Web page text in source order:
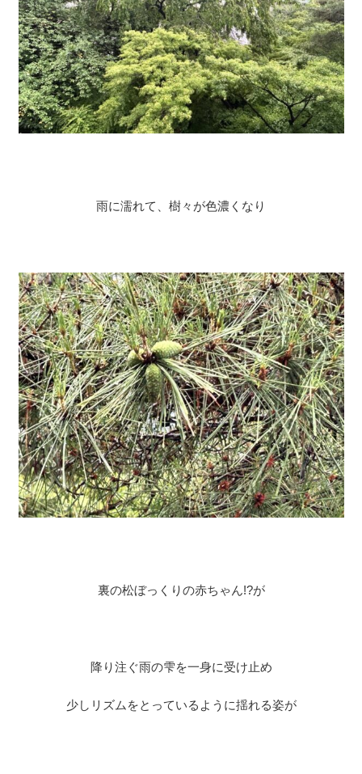
雨に濡れて、樹々が色濃くなり
裏の松ぼっくりの赤ちゃん!?が
降り注ぐ雨の雫を一身に受け止め
少しリズムをとっているように揺れる姿が